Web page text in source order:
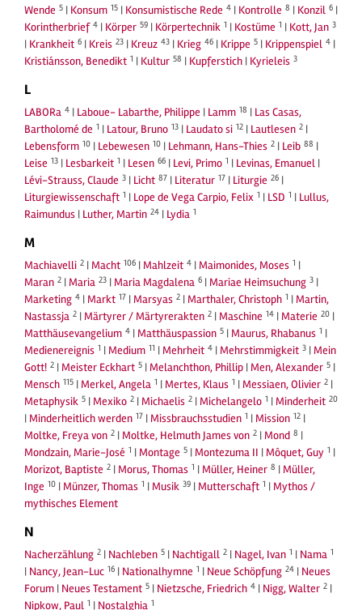
Wende 5 | Konsum 15 | Konsumistische Rede 4 | Kontrolle 8 | Konzil 6 |
Korintherbrief 4 | Körper 59 | Körpertechnik 1 | Kostüme 1 | Kott, Jan 3
| Krankheit 6 | Kreis 23 | Kreuz 43 | Krieg 46 | Krippe 5 | Krippenspiel 4 |
Kristiánsson, Benedikt 1 | Kultur 58 | Kupferstich | Kyrieleis 3
L
LABORa 4 | Laboue- Labarthe, Philippe | Lamm 18 | Las Casas,
Bartholomé de 1 | Latour, Bruno 13 | Laudato si 12 | Lautlesen 2 |
Lebensform 10 | Lebewesen 10 | Lehmann, Hans-Thies 2 | Leib 88 |
Leise 13 | Lesbarkeit 1 | Lesen 66 | Levi, Primo 1 | Levinas, Emanuel |
Lévi-Strauss, Claude 3 | Licht 87 | Literatur 17 | Liturgie 26 |
Liturgiewissenschaft 1 | Lope de Vega Carpio, Felix 1 | LSD 1 | Lullus,
Raimundus | Luther, Martin 24 | Lydia 1
M
Machiavelli 2 | Macht 106 | Mahlzeit 4 | Maimonides, Moses 1 |
Maran 2 | Maria 23 | Maria Magdalena 6 | Mariae Heimsuchung 3 |
Marketing 4 | Markt 17 | Marsyas 2 | Marthaler, Christoph 1 | Martin,
Nastassja 2 | Märtyrer / Märtyrerakten 2 | Maschine 14 | Materie 20 |
Matthäusevangelium 4 | Matthäuspassion 5 | Maurus, Rhabanus 1 |
Medienereignis 1 | Medium 11 | Mehrheit 4 | Mehrstimmigkeit 3 | Mein
Gott! 2 | Meister Eckhart 5 | Melanchthon, Phillip | Men, Alexander 5 |
Mensch 115 | Merkel, Angela 1 | Mertes, Klaus 1 | Messiaen, Olivier 2 |
Metaphysik 5 | Mexiko 2 | Michaelis 2 | Michelangelo 1 | Minderheit 20
| Minderheitlich werden 17 | Missbrauchsstudien 1 | Mission 12 |
Moltke, Freya von 2 | Moltke, Helmuth James von 2 | Mond 8 |
Mondzain, Marie-José 1 | Montage 5 | Montezuma II | Môquet, Guy 1 |
Morizot, Baptiste 2 | Morus, Thomas 1 | Müller, Heiner 8 | Müller,
Inge 10 | Münzer, Thomas 1 | Musik 39 | Mutterschaft 1 | Mythos /
mythisches Element
N
Nacherzählung 2 | Nachleben 5 | Nachtigall 2 | Nagel, Ivan 1 | Nama 1
| Nancy, Jean-Luc 16 | Nationalhymne 1 | Neue Schöpfung 24 | Neues
Forum | Neues Testament 5 | Nietzsche, Friedrich 4 | Nigg, Walter 2 |
Nipkow, Paul 1 | Nostalghia 1